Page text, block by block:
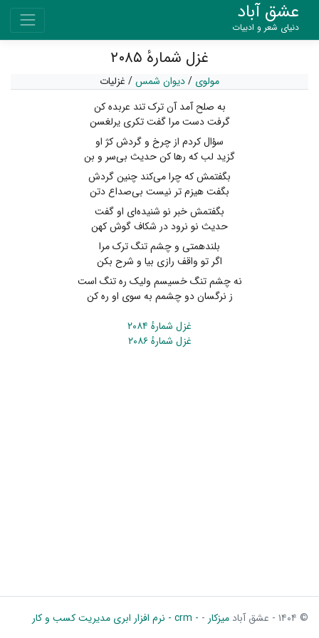
عشق آباد
دنیای شعر و ادبیات
غزل شمارهٔ ۲۰۸۵
مولوی /دیوان شمس/ غزلیات
به صلح آمد آن ترک تند عربده کن
گرفت دست مرا گفت تکری یرلغسن
سؤال کردم از چرخ و گردش کژ او
گزید لب که رها کن حدیث بی‌سر و بن
بگفتمش که چرا می‌کند چنین گردش
بگفت هیزم تر نیست بی‌صداع دتن
بگفتمش خبر نو شنیده‌ای او گفت
حدیث نو نرود در شکاف گوش کهن
بلندهمتی و چشم تنگ ترک مرا
اگر تو واقف رازی بیا و شرح بکن
نه چشم تنگ خسیسم ولیک ره تنگ است
ز نرگسان دو چشمم به سوی او ره کن
غزل شمارهٔ ۲۰۸۴
غزل شمارهٔ ۲۰۸۶
© ۱۴۰۴ - عشق آباد میزکار - - crm - نرم افزار ابری مدیریت کسب و کار